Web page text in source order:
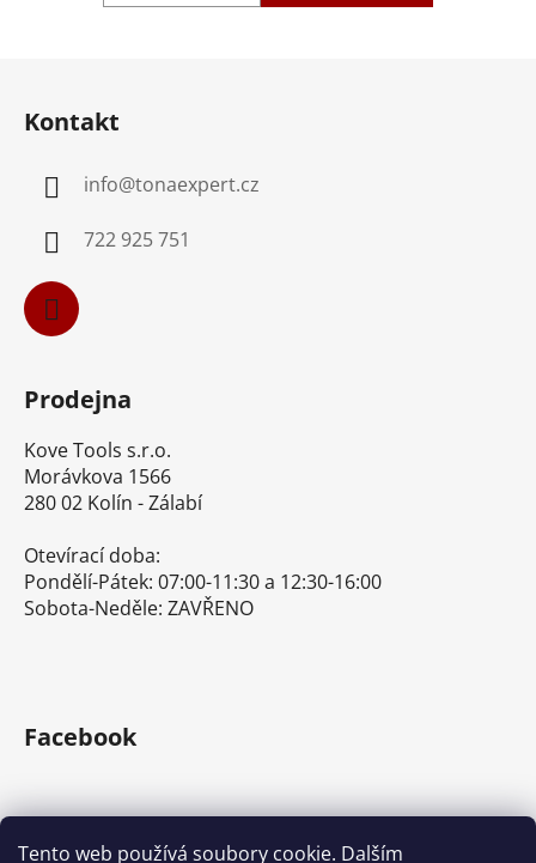
Tento web používá soubory cookie. Dalším
Kontakt
info@tonaexpert.cz
722 925 751
Prodejna
Kove Tools s.r.o.
Morávkova 1566
280 02 Kolín - Zálabí
Otevírací doba:
Pondělí-Pátek: 07:00-11:30 a 12:30-16:00
Sobota-Neděle: ZAVŘENO
Facebook